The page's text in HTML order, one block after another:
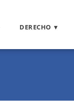
DERECHO